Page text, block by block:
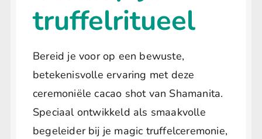
truffelritueel
Bereid je voor op een bewuste,
betekenisvolle ervaring met deze
ceremoniële cacao shot van Shamanita.
Speciaal ontwikkeld als smaakvolle
begeleider bij je magic truffelceremonie,